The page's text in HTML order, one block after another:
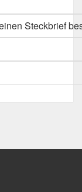
Steckbrief